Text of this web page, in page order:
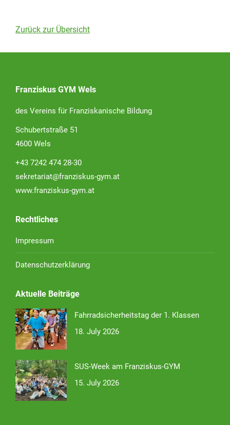
Zurück zur Übersicht
Franziskus GYM Wels
des Vereins für Franziskanische Bildung
Schubertstraße 51
4600 Wels
+43 7242 474 28-30
sekretariat@franziskus-gym.at
www.franziskus-gym.at
Rechtliches
Impressum
Datenschutzerklärung
Aktuelle Beiträge
Fahrradsicherheitstag der 1. Klassen
18. July 2026
SUS-Week am Franziskus-GYM
15. July 2026